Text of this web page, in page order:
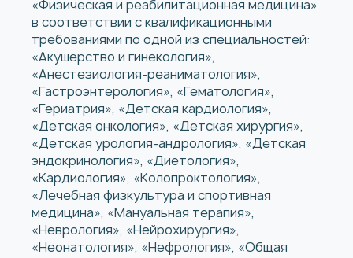
«Физическая и реабилитационная медицина»
в соответствии с квалификационными
требованиями по одной из специальностей:
«Акушерство и гинекология»,
«Анестезиология-реаниматология»,
«Гастроэнтерология», «Гематология»,
«Гериатрия», «Детская кардиология»,
«Детская онкология», «Детская хирургия»,
«Детская урология-андрология», «Детская
эндокринология», «Диетология»,
«Кардиология», «Колопроктология»,
«Лечебная физкультура и спортивная
медицина», «Мануальная терапия»,
«Неврология», «Нейрохирургия»,
«Неонатология», «Нефрология», «Общая